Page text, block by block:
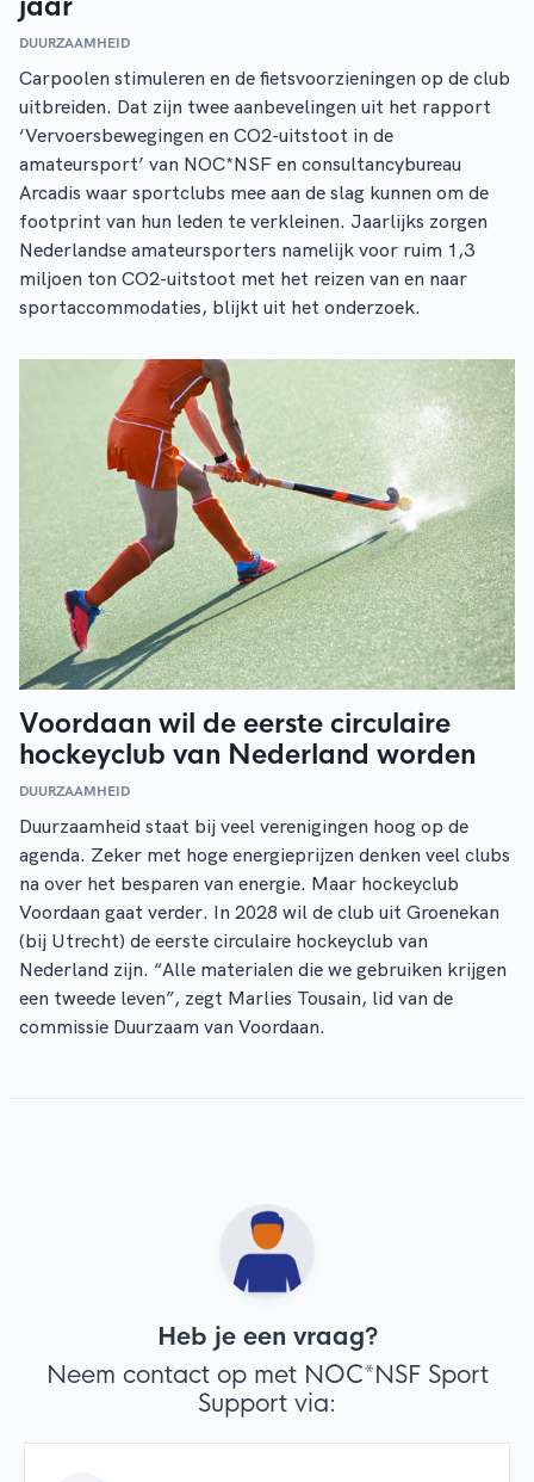
jaar
DUURZAAMHEID
Carpoolen stimuleren en de fietsvoorzieningen op de club
uitbreiden. Dat zijn twee aanbevelingen uit het rapport
‘Vervoersbewegingen en CO2-uitstoot in de
amateursport’ van NOC*NSF en consultancybureau
Arcadis waar sportclubs mee aan de slag kunnen om de
footprint van hun leden te verkleinen. Jaarlijks zorgen
Nederlandse amateursporters namelijk voor ruim 1,3
miljoen ton CO2-uitstoot met het reizen van en naar
sportaccommodaties, blijkt uit het onderzoek.
Voordaan wil de eerste circulaire
hockeyclub van Nederland worden
DUURZAAMHEID
Duurzaamheid staat bij veel verenigingen hoog op de
agenda. Zeker met hoge energieprijzen denken veel clubs
na over het besparen van energie. Maar hockeyclub
Voordaan gaat verder. In 2028 wil de club uit Groenekan
(bij Utrecht) de eerste circulaire hockeyclub van
Nederland zijn. “Alle materialen die we gebruiken krijgen
een tweede leven”, zegt Marlies Tousain, lid van de
commissie Duurzaam van Voordaan.
Heb je een vraag?
Neem contact op met NOC*NSF Sport
Support via: